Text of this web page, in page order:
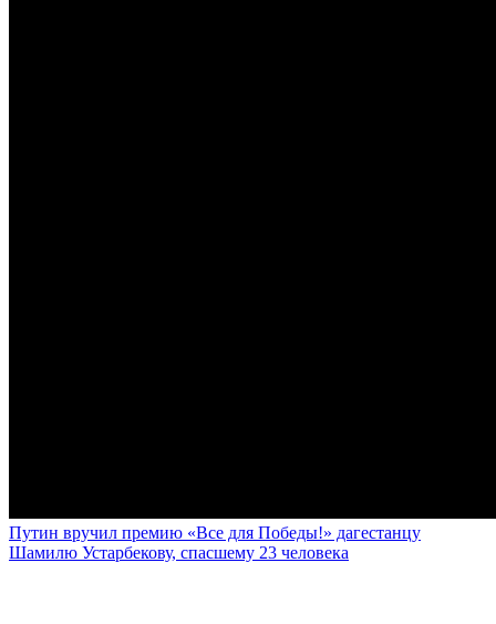
Путин вручил премию «Все для Победы!» дагестанцу
Шамилю Устарбекову, спасшему 23 человека